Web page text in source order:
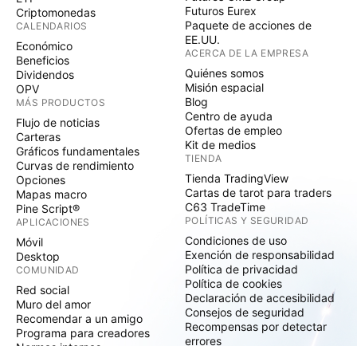
Criptomonedas
CALENDARIOS
Económico
Beneficios
Dividendos
OPV
MÁS PRODUCTOS
Flujo de noticias
Carteras
Gráficos fundamentales
Curvas de rendimiento
Opciones
Mapas macro
Pine Script®
APLICACIONES
Móvil
Desktop
COMUNIDAD
Red social
Muro del amor
Recomendar a un amigo
Programa para creadores
Futuros Eurex
Paquete de acciones de
EE.UU.
ACERCA DE LA EMPRESA
Quiénes somos
Misión espacial
Blog
Centro de ayuda
Ofertas de empleo
Kit de medios
TIENDA
Tienda TradingView
Cartas de tarot para traders
C63 TradeTime
POLÍTICAS Y SEGURIDAD
Condiciones de uso
Exención de responsabilidad
Política de privacidad
Política de cookies
Declaración de accesibilidad
Consejos de seguridad
Recompensas por detectar
errores